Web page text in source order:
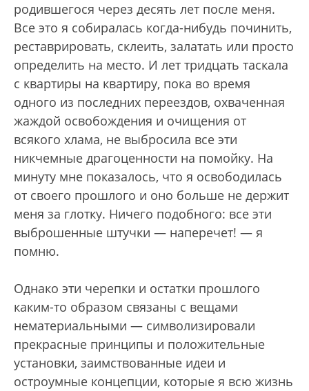
родившегося через десять лет после меня.
Все это я собиралась когда-нибудь починить,
реставрировать, склеить, залатать или просто
определить на место. И лет тридцать таскала
с квартиры на квартиру, пока во время
одного из последних переездов, охваченная
жаждой освобождения и очищения от
всякого хлама, не выбросила все эти
никчемные драгоценности на помойку. На
минуту мне показалось, что я освободилась
от своего прошлого и оно больше не держит
меня за глотку. Ничего подобного: все эти
выброшенные штучки — наперечет! — я
помню.
Однако эти черепки и остатки прошлого
каким-то образом связаны с вещами
нематериальными — символизировали
прекрасные принципы и положительные
установки, заимствованные идеи и
остроумные концепции, которые я всю жизнь